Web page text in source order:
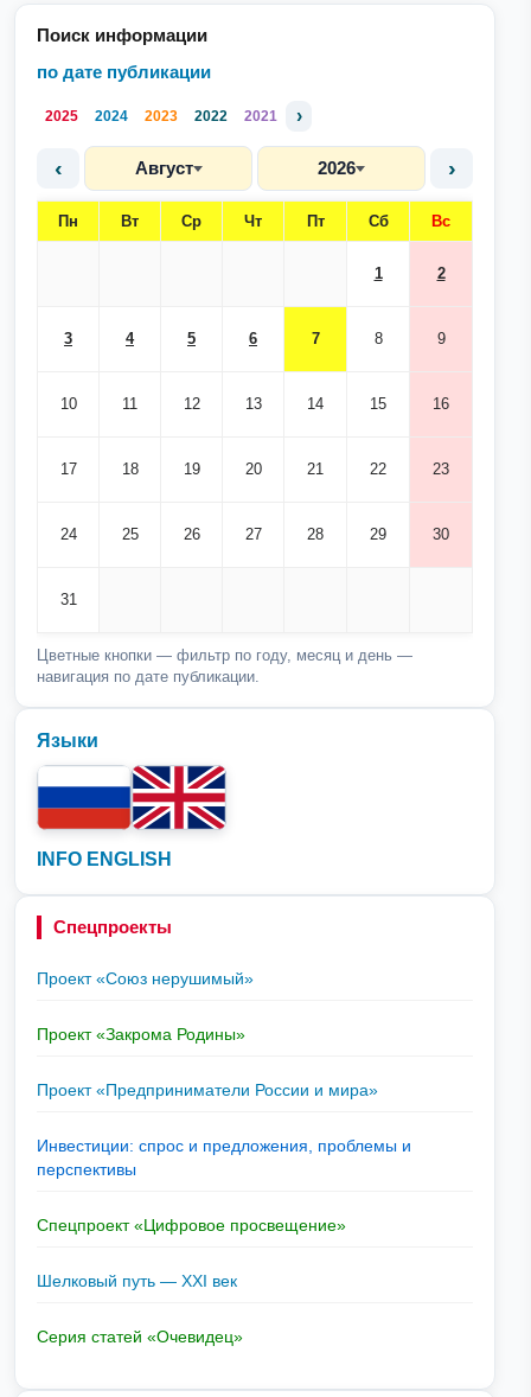
Поиск информации
по дате публикации
2025 2024 2023 2022 2021 ›
‹ Август 2026 ›
Пн Вт Ср Чт Пт Сб Вс
1 2
3 4 5 6 7 8 9
10 11 12 13 14 15 16
17 18 19 20 21 22 23
24 25 26 27 28 29 30
31
Цветные кнопки — фильтр по году, месяц и день —
навигация по дате публикации.
Языки
INFO ENGLISH
Спецпроекты
Проект «Союз нерушимый»
Проект «Закрома Родины»
Проект «Предприниматели России и мира»
Инвестиции: спрос и предложения, проблемы и
перспективы
Спецпроект «Цифровое просвещение»
Шелковый путь — XXI век
Серия статей «Очевидец»